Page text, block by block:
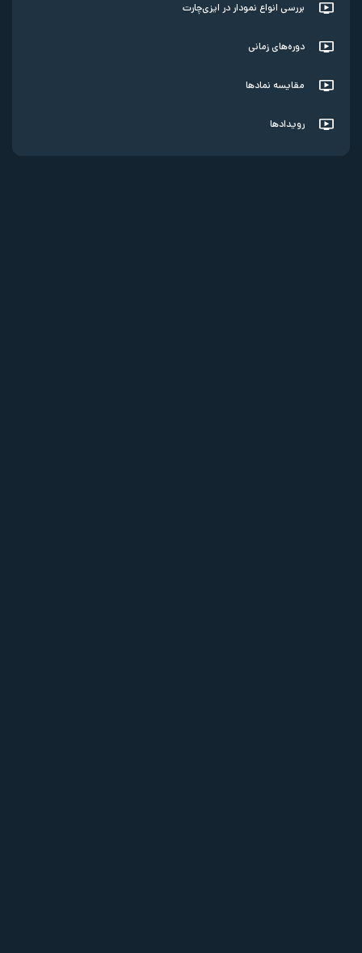
بررسی انواع نمودار در ایز‌ی‌چارت
دوره‌های زمانی
مقایسه نمادها
رویدادها